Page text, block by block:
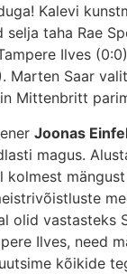
Kalevi
taha Rae
Ilves
Marten Saar
Mittenbritt
Joonas
magus.
kolmest
olid vastasteks
Ilves, need
kõikide